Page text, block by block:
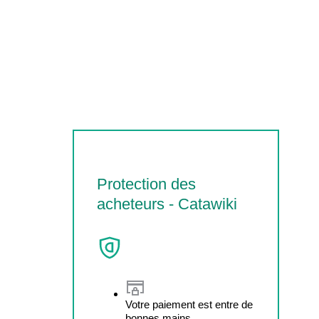
Protection des
acheteurs - Catawiki
Votre paiement est entre de